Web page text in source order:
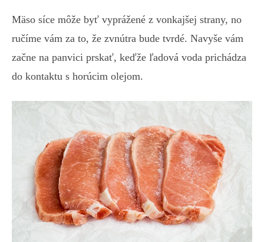
Mäso síce môže byť vyprážené z vonkajšej strany, no
ručíme vám za to, že zvnútra bude tvrdé. Navyše vám
začne na panvici prskať, keďže ľadová voda prichádza
do kontaktu s horúcim olejom.